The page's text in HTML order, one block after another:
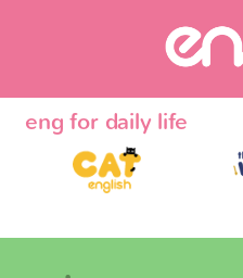
eng for daily life